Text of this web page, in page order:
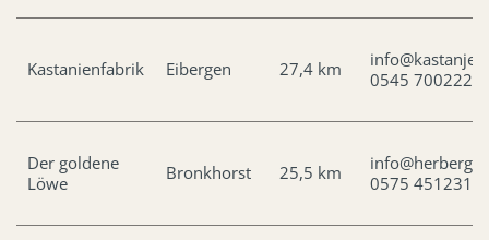
Kastanienfabrik Eibergen 27,4 km
0545 700222
Der goldene
Löwe
Bronkhorst 25,5 km
0575 451231